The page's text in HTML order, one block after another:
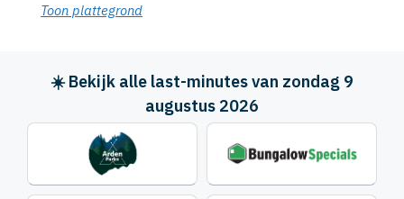
Toon plattegrond
☀️ Bekijk alle last-minutes van zondag 9
augustus 2026